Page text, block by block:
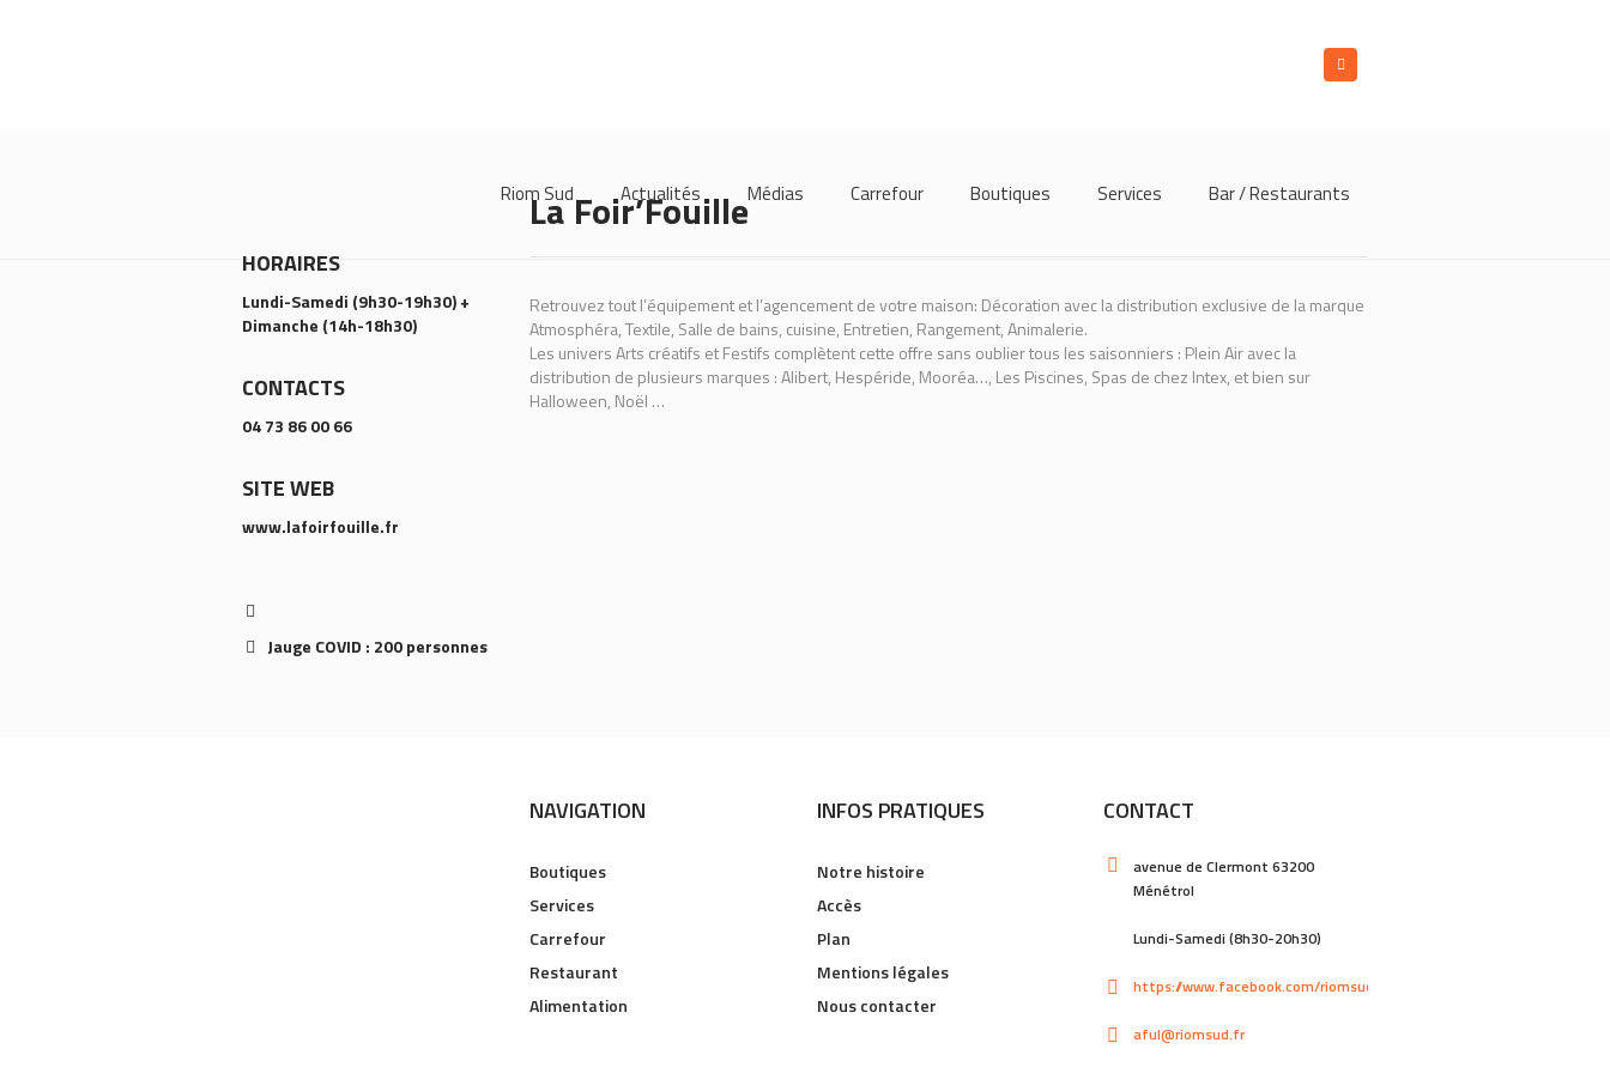
Riom Sud Actualités Médias Carrefour Boutiques Services Bar / Restaurants
HORAIRES
Lundi-Samedi (9h30-19h30) +
Dimanche (14h-18h30)
CONTACTS
04 73 86 00 66
SITE WEB
www.lafoirfouille.fr
Jauge COVID : 200 personnes
La Foir’Fouille
Retrouvez tout l’équipement et l’agencement de votre maison: Décoration avec la distribution exclusive de la marque
Atmosphéra, Textile, Salle de bains, cuisine, Entretien, Rangement, Animalerie.
Les univers Arts créatifs et Festifs complètent cette offre sans oublier tous les saisonniers : Plein Air avec la
distribution de plusieurs marques : Alibert, Hespéride, Mooréa…, Les Piscines, Spas de chez Intex, et bien sur
Halloween, Noël …
NAVIGATION
Boutiques
Services
Carrefour
Restaurant
Alimentation
INFOS PRATIQUES
Notre histoire
Accès
Plan
Mentions légales
Nous contacter
CONTACT
avenue de Clermont 63200
Ménétrol
Lundi-Samedi (8h30-20h30)
https://www.facebook.com/riomsud
aful@riomsud.fr